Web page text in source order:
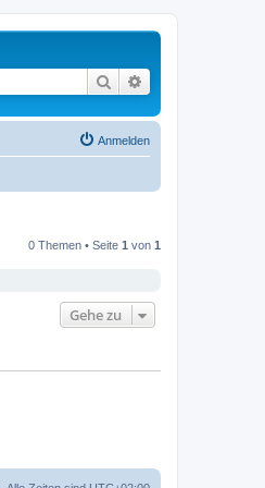
Suche
Anmelden
0 Themen • Seite 1 von 1
Gehe zu